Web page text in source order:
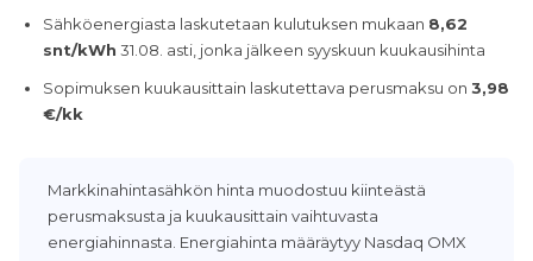
Sähköenergiasta laskutetaan kulutuksen mukaan 8,62
snt/kWh 31.08. asti, jonka jälkeen syyskuun kuukausihinta
Sopimuksen kuukausittain laskutettava perusmaksu on 3,98
€/kk
Markkinahintasähkön hinta muodostuu kiinteästä
perusmaksusta ja kuukausittain vaihtuvasta
energiahinnasta. Energiahinta määräytyy Nasdaq OMX